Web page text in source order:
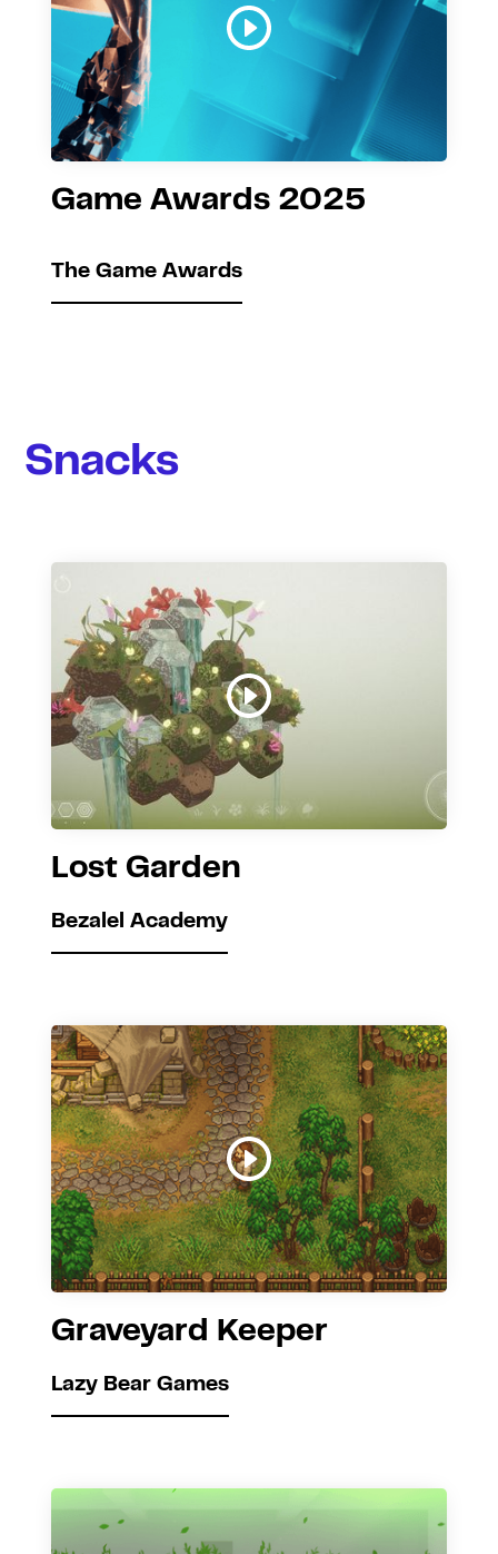
Game Awards 2025
The Game Awards
Snacks
Lost Garden
Bezalel Academy
Graveyard Keeper
Lazy Bear Games